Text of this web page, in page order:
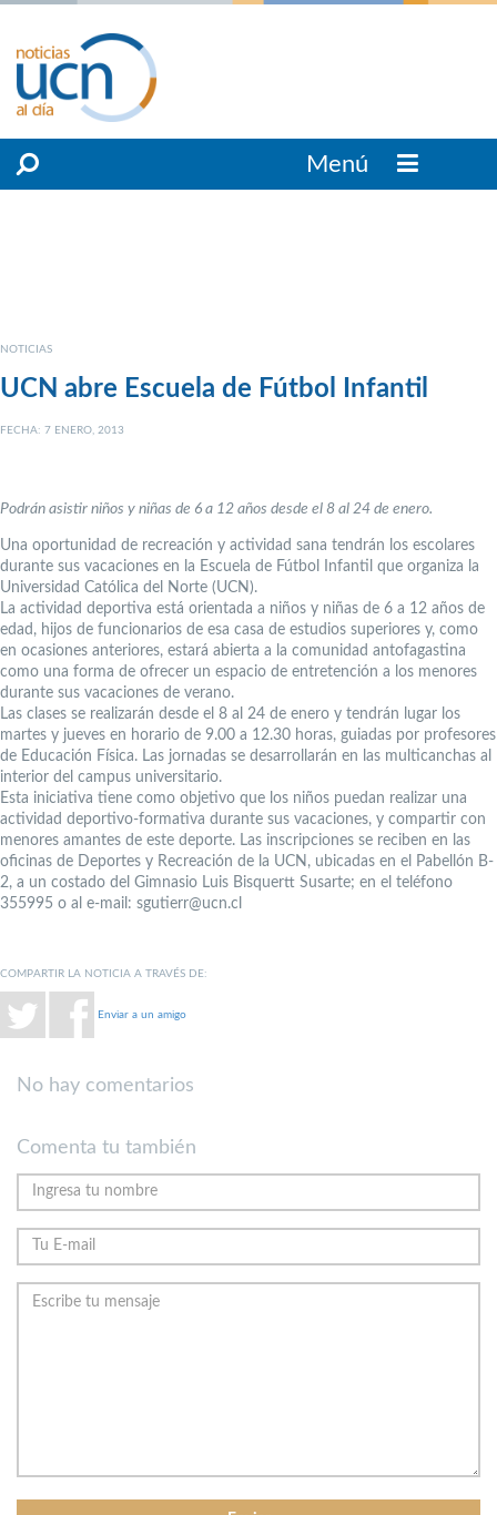
Menú
NOTICIAS
UCN abre Escuela de Fútbol Infantil
FECHA: 7 ENERO, 2013
Podrán asistir niños y niñas de 6 a 12 años desde el 8 al 24 de enero.
Una oportunidad de recreación y actividad sana tendrán los escolares
durante sus vacaciones en la Escuela de Fútbol Infantil que organiza la
Universidad Católica del Norte (UCN).
La actividad deportiva está orientada a niños y niñas de 6 a 12 años de
edad, hijos de funcionarios de esa casa de estudios superiores y, como
en ocasiones anteriores, estará abierta a la comunidad antofagastina
como una forma de ofrecer un espacio de entretención a los menores
durante sus vacaciones de verano.
Las clases se realizarán desde el 8 al 24 de enero y tendrán lugar los
martes y jueves en horario de 9.00 a 12.30 horas, guiadas por profesores
de Educación Física. Las jornadas se desarrollarán en las multicanchas al
interior del campus universitario.
Esta iniciativa tiene como objetivo que los niños puedan realizar una
actividad deportivo-formativa durante sus vacaciones, y compartir con
menores amantes de este deporte. Las inscripciones se reciben en las
oficinas de Deportes y Recreación de la UCN, ubicadas en el Pabellón B-
2, a un costado del Gimnasio Luis Bisquertt Susarte; en el teléfono
355995 o al e-mail: sgutierr@ucn.cl
COMPARTIR LA NOTICIA A TRAVÉS DE:
Enviar a un amigo
No hay comentarios
Comenta tu también